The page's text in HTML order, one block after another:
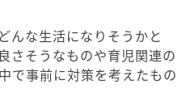
んな生活になりそうかと
さそうなものや育児関連の
で事前に対策を考えたもの